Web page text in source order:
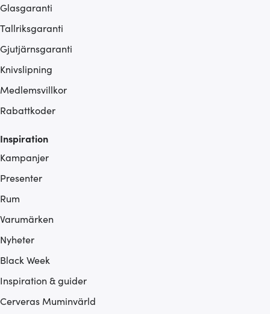
Glasgaranti
Tallriksgaranti
Gjutjärnsgaranti
Knivslipning
Medlemsvillkor
Rabattkoder
Inspiration
Kampanjer
Presenter
Rum
Varumärken
Nyheter
Black Week
Inspiration & guider
Cerveras Muminvärld